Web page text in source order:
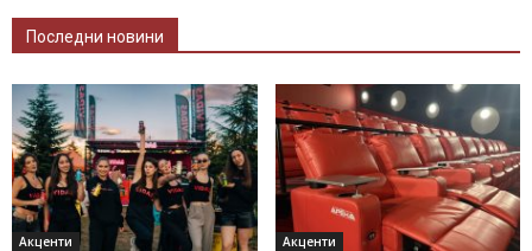
Последни новини
Акценти Акценти